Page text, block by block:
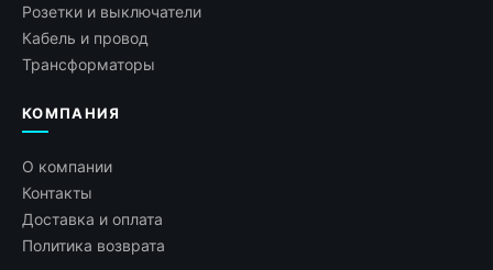
Розетки и выключатели
Кабель и провод
Трансформаторы
КОМПАНИЯ
О компании
Контакты
Доставка и оплата
Политика возврата